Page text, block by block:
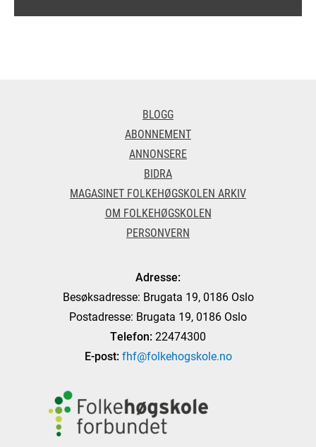
BLOGG
ABONNEMENT
ANNONSERE
BIDRA
MAGASINET FOLKEHØGSKOLEN ARKIV
OM FOLKEHØGSKOLEN
PERSONVERN
Adresse:
Besøksadresse: Brugata 19, 0186 Oslo
Postadresse: Brugata 19, 0186 Oslo
Telefon: 22474300
E-post: fhf@folkehogskole.no